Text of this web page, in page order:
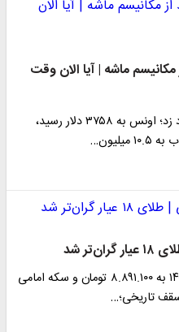
ماشه | آیا الان وقت
قیمت طلا و سکه در هفته گذشته رکورد زد؛ اونس به ۳۷۵۸ دلار رسید،
شد
قیمت طلای ۱۸ عیار امروز ۸ شهریور ۱۴۰۴ به ۸.۸۹۱.۱۰۰ تومان و سکه امامی